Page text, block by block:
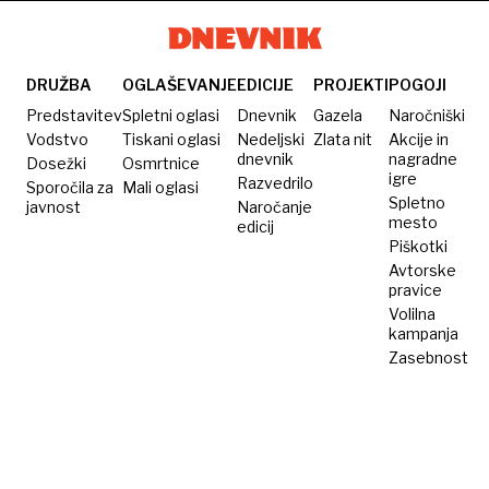
Rafa
DRUŽBA
Predstavitev
Vodstvo
Dosežki
Sporočila za
javnost
OGLAŠEVANJE
Spletni oglasi
Tiskani oglasi
Osmrtnice
Mali oglasi
EDICIJE
Dnevnik
Nedeljski
dnevnik
Razvedrilo
Naročanje
edicij
PROJEKTI
Gazela
Zlata nit
POGOJI
Naročniški
Akcije in
nagradne
igre
Spletno
mesto
Piškotki
Avtorske
pravice
Volilna
kampanja
Zasebnost